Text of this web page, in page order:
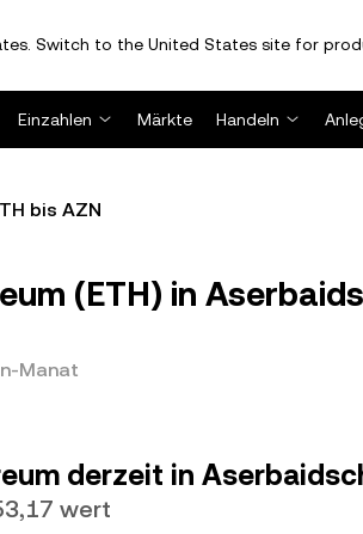
Switch to the United States site for
Einzahlen Märkte Handeln
bis AZN
(ETH) in
Manat
derzeit in
wert